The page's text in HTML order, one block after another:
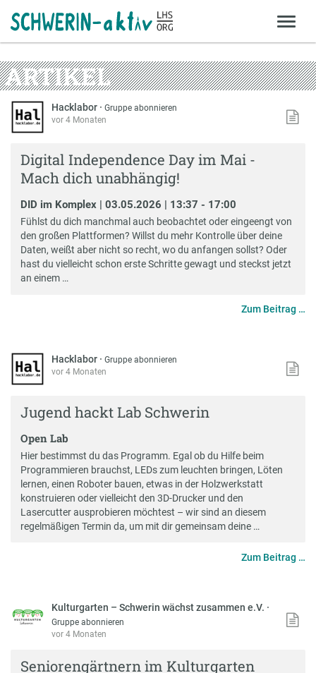
ARTIKEL
Hacklabor ·Gruppe abonnieren
vor 4 Monaten
Digital Independence Day im Mai -
Mach dich unabhängig!
DID im Komplex | 03.05.2026 | 13:37 - 17:00
Fühlst du dich manchmal auch beobachtet oder eingeengt von
den großen Plattformen? Willst du mehr Kontrolle über deine
Daten, weißt aber nicht so recht, wo du anfangen sollst? Oder
hast du vielleicht schon erste Schritte gewagt und steckst jetzt
an einem …
Zum Beitrag …
Hacklabor ·Gruppe abonnieren
vor 4 Monaten
Jugend hackt Lab Schwerin
Open Lab
Hier bestimmst du das Programm. Egal ob du Hilfe beim
Programmieren brauchst, LEDs zum leuchten bringen, Löten
lernen, einen Roboter bauen, etwas in der Holzwerkstatt
konstruieren oder vielleicht den 3D-Drucker und den
Lasercutter ausprobieren möchtest – wir sind an diesem
regelmäßigen Termin da, um mit dir gemeinsam deine …
Zum Beitrag …
Kulturgarten – Schwerin wächst zusammen e.V. ·
Gruppe abonnieren
vor 4 Monaten
Seniorengärtnern im Kulturgarten